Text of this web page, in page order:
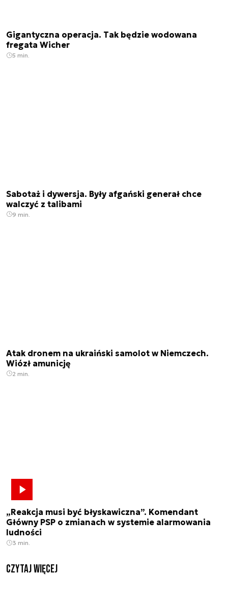
Gigantyczna operacja. Tak będzie wodowana
fregata Wicher
5 min.
Sabotaż i dywersja. Były afgański generał chce
walczyć z talibami
9 min.
Atak dronem na ukraiński samolot w Niemczech.
Wiózł amunicję
2 min.
„Reakcja musi być błyskawiczna”. Komendant
Główny PSP o zmianach w systemie alarmowania
ludności
3 min.
czytaj więcej